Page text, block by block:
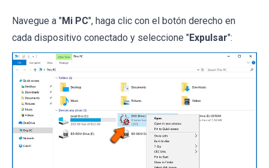
Navegue a "Mi PC", haga clic con el botón derecho en
cada dispositivo conectado y seleccione "Expulsar":